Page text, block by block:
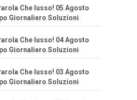
Che lusso! 05 Agosto
Giornaliero Soluzioni
Che lusso! 04 Agosto
Giornaliero Soluzioni
Che lusso! 03 Agosto
Giornaliero Soluzioni